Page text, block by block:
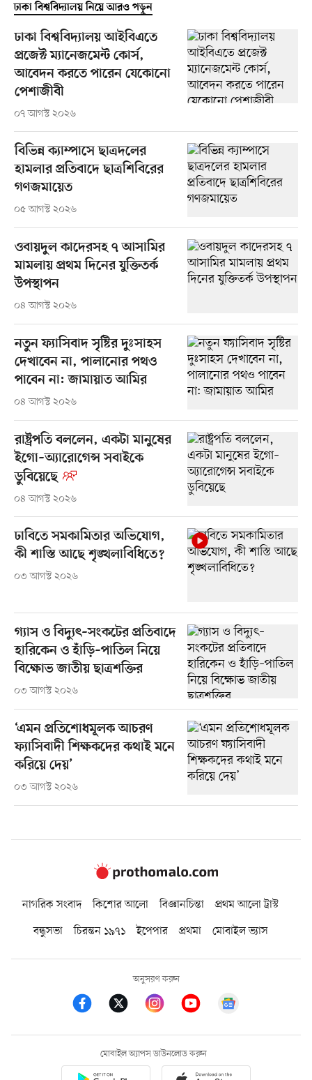
ঢাকা বিশ্ববিদ্যালয় নিয়ে আরও পড়ুন
ঢাকা বিশ্ববিদ্যালয় আইবিএতে
প্রজেক্ট ম্যানেজমেন্ট কোর্স,
আবেদন করতে পারেন যেকোনো
পেশাজীবী
০৭ আগস্ট ২০২৬
বিভিন্ন ক্যাম্পাসে ছাত্রদলের
হামলার প্রতিবাদে ছাত্রশিবিরের
গণজমায়েত
০৫ আগস্ট ২০২৬
ওবায়দুল কাদেরসহ ৭ আসামির
মামলায় প্রথম দিনের যুক্তিতর্ক
উপস্থাপন
০৪ আগস্ট ২০২৬
নতুন ফ্যাসিবাদ সৃষ্টির দুঃসাহস
দেখাবেন না, পালানোর পথও
পাবেন না: জামায়াত আমির
০৪ আগস্ট ২০২৬
রাষ্ট্রপতি বললেন, একটা মানুষের
ইগো–অ্যারোগেন্স সবাইকে
ডুবিয়েছে
০৪ আগস্ট ২০২৬
ঢাবিতে সমকামিতার অভিযোগ,
কী শাস্তি আছে শৃঙ্খলাবিধিতে?
০৩ আগস্ট ২০২৬
গ্যাস ও বিদ্যুৎ–সংকটের প্রতিবাদে
হারিকেন ও হাঁড়ি–পাতিল নিয়ে
বিক্ষোভ জাতীয় ছাত্রশক্তির
০৩ আগস্ট ২০২৬
‘এমন প্রতিশোধমূলক আচরণ
ফ্যাসিবাদী শিক্ষকদের কথাই মনে
করিয়ে দেয়’
০৩ আগস্ট ২০২৬
নাগরিক সংবাদ কিশোর আলো বিজ্ঞানচিন্তা
প্রথম আলো ট্রাস্ট
বন্ধুসভা
চিরন্তন ১৯৭১ ইপেপার প্রথমা মোবাইল ভ্যাস
অনুসরণ করুন
মোবাইল অ্যাপস ডাউনলোড করুন